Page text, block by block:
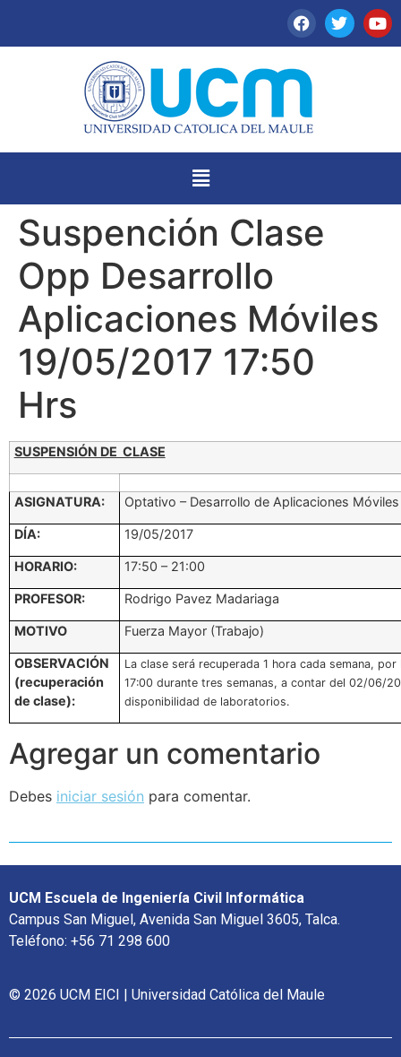
Suspención Clase
Opp Desarrollo
Aplicaciones Móviles
19/05/2017 17:50
Hrs
SUSPENSIÓN DE CLASE
ASIGNATURA: Optativo – Desarrollo de Aplicaciones Móviles
DÍA: 19/05/2017
HORARIO: 17:50 – 21:00
PROFESOR: Rodrigo Pavez Madariaga
MOTIVO Fuerza Mayor (Trabajo)
OBSERVACIÓN
(recuperación
de clase):
La clase será recuperada 1 hora cada semana,
17:00 durante tres semanas, a contar del 02/06/
disponibilidad de laboratorios.
Agregar un comentario
Debes iniciar sesión para comentar.
UCM Escuela de Ingeniería Civil Informática
Campus San Miguel, Avenida San Miguel 3605, Talca.
Teléfono: +56 71 298 600
© 2026 UCM EICI | Universidad Católica del Maule